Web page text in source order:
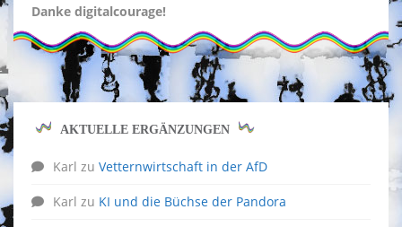
Danke digitalcourage!
AKTUELLE ERGÄNZUNGEN
Karl zu Vetternwirtschaft in der AfD
Karl zu KI und die Büchse der Pandora